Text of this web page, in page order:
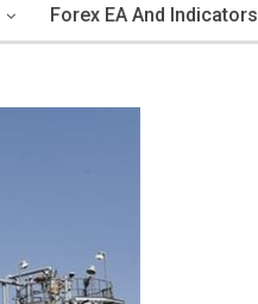
Forex EA And Indicators